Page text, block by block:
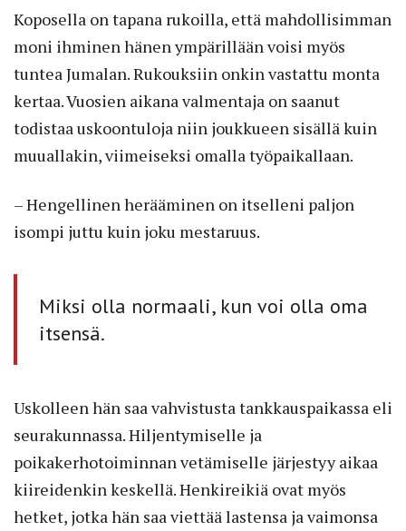
Koposella on tapana rukoilla, että mahdollisimman
moni ihminen hänen ympärillään voisi myös
tuntea Jumalan. Rukouksiin onkin vastattu monta
kertaa. Vuosien aikana valmentaja on saanut
todistaa uskoontuloja niin joukkueen sisällä kuin
muuallakin, viimeiseksi omalla työpaikallaan.
– Hengellinen herääminen on itselleni paljon
isompi juttu kuin joku mestaruus.
Miksi olla normaali, kun voi olla oma
itsensä.
Uskolleen hän saa vahvistusta tankkauspaikassa eli
seurakunnassa. Hiljentymiselle ja
poikakerhotoiminnan vetämiselle järjestyy aikaa
kiireidenkin keskellä. Henkireikiä ovat myös
hetket, jotka hän saa viettää lastensa ja vaimonsa